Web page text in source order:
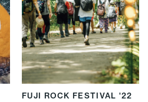
FUJI ROCK FESTIVAL '22